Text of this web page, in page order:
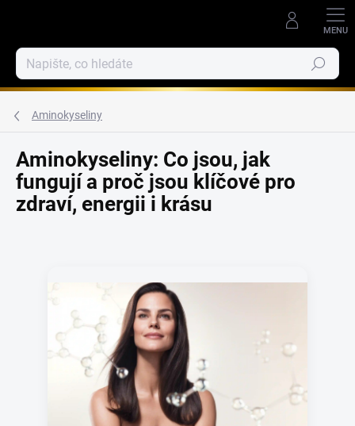
Hledat
Aminokyseliny
Aminokyseliny: Co jsou, jak
fungují a proč jsou klíčové pro
zdraví, energii i krásu